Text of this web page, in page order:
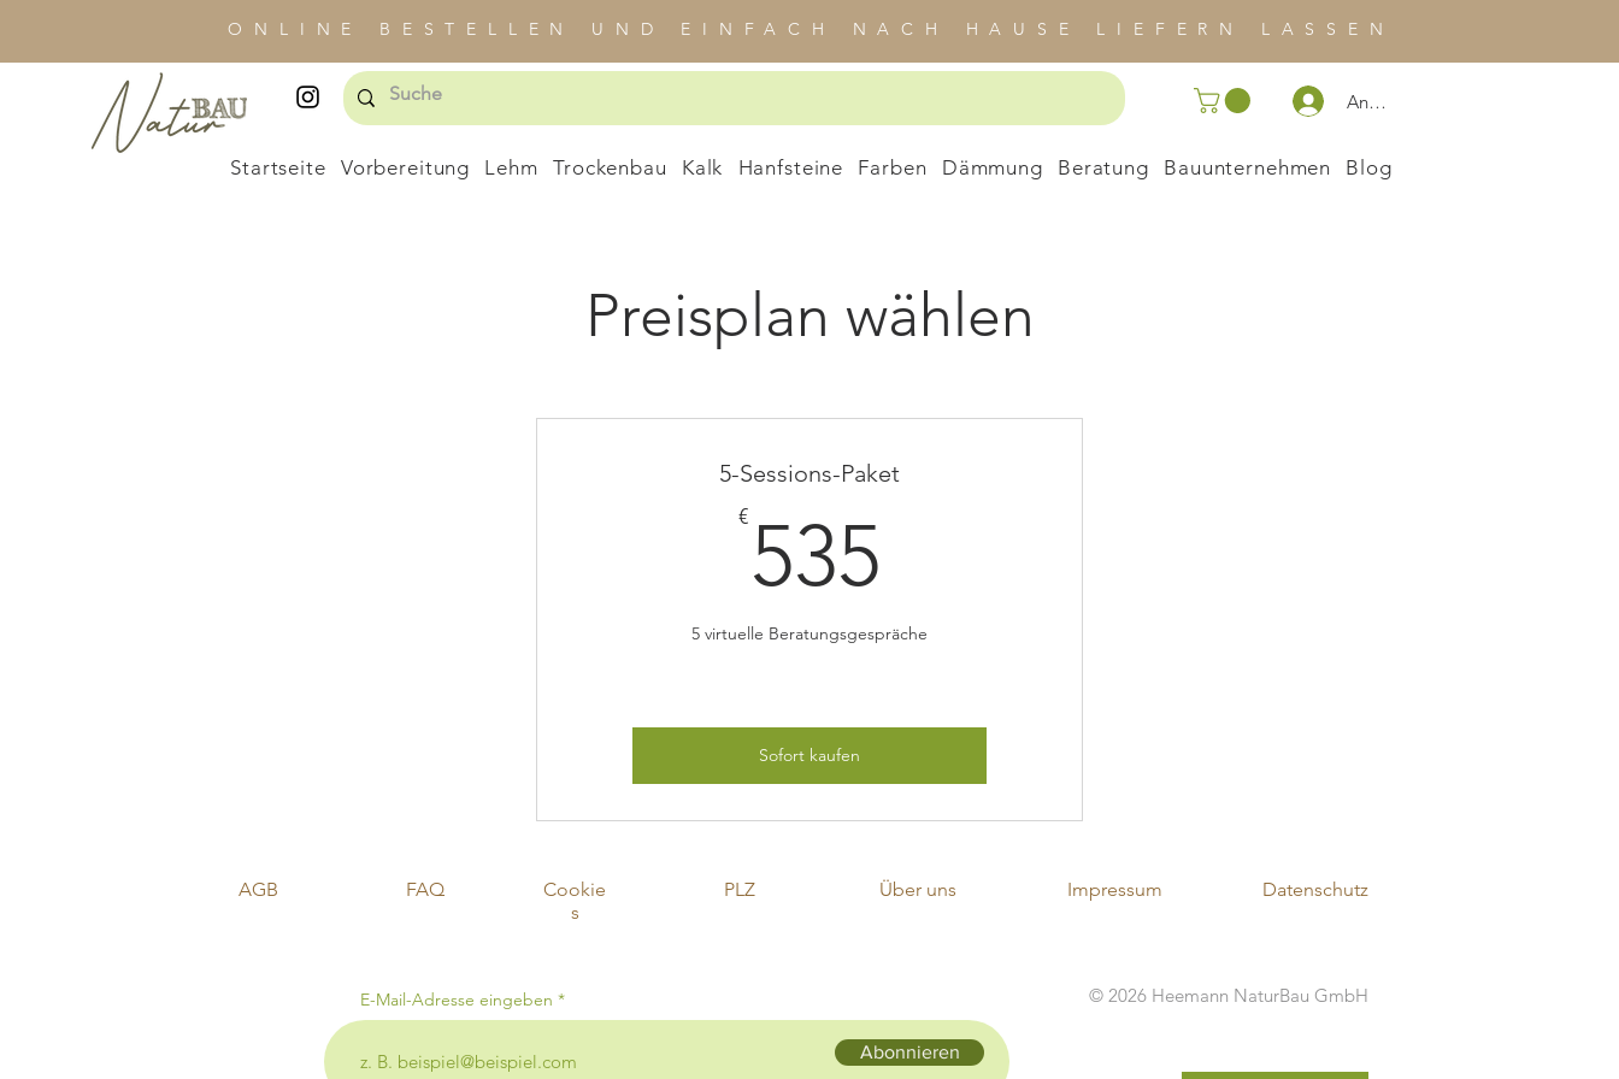
ONLINE BESTELLEN UND EINFACH NACH HAUSE LIEFERN LASSEN
Anmelden
Startseite Vorbereitung Lehm Trockenbau Kalk Hanfsteine Farben Dämmung Beratung Bauunternehmen Blog
Preisplan wählen
5-Sessions-Paket
€ 535
5 virtuelle Beratungsgespräche
Sofort kaufen
AGB FAQ
Cookie
s
PLZ Über uns
E-Mail-Adresse eingeben
Abonnieren
Impressum Datenschutz
© 2026 Heemann NaturBau GmbH